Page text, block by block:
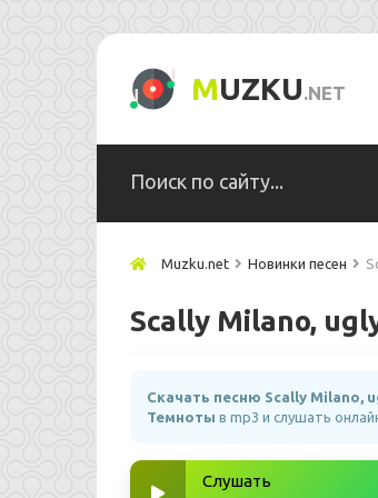
MUZKU.NET
Muzku.net Новинки песен
Scally Milano,
Скачать песню Scally Milano,
Темноты в mp3 и слушать
Слушать